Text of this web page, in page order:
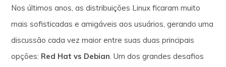
Nos últimos anos, as distribuições Linux ficaram muito
mais sofisticadas e amigáveis aos usuários, gerando uma
discussão cada vez maior entre suas duas principais
opções: Red Hat vs Debian. Um dos grandes desafios